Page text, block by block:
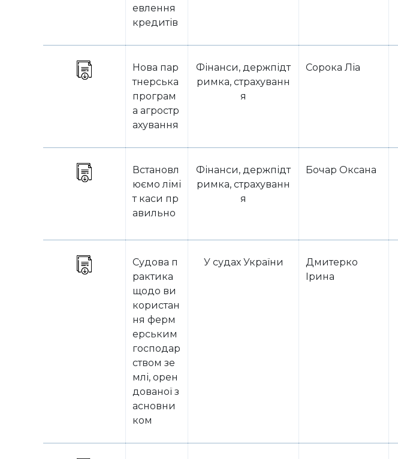
евлення
кредитів
Нова пар
тнерська
програм
а агростр
ахування
Фінанси, держпідт
римка, страхуванн
я
​Сорока Ліа
Встановл
юємо лімі
т каси пр
авильно
Фінанси, держпідт
римка, страхуванн
я
Бочар Оксана
Судова п
рактика
щодо ви
користан
ня ферм
ерським
господар
ством зе
млі, орен
дованої з
асновни
ком
У судах України
Дмитерко
Ірина